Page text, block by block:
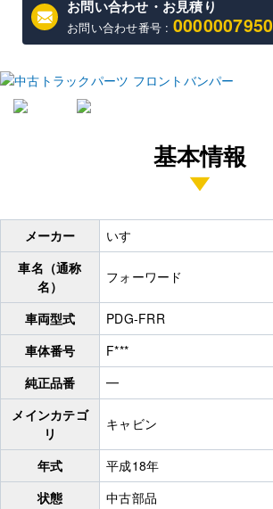
お問い合わせ・お見積り
お問い合わせ番号 : 0000007950
基本情報
メーカー
いすゞ
車名（通称
名）
フォーワード
車両型式
PDG-FRR
車体番号
F***
純正品番
━
メインカテゴ
リ
キャビン
年式
平成18年
状態
中古部品